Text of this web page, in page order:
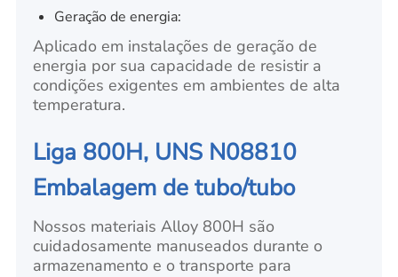
Geração de energia:
Aplicado em instalações de geração de
energia por sua capacidade de resistir a
condições exigentes em ambientes de alta
temperatura.
Liga 800H, UNS N08810
Embalagem de tubo/tubo
Nossos materiais Alloy 800H são
cuidadosamente manuseados durante o
armazenamento e o transporte para